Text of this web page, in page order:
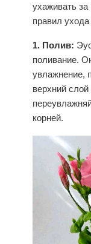
ухаживать
правил
1. Полив:
поливание.
увлажнение,
верхний
корней.